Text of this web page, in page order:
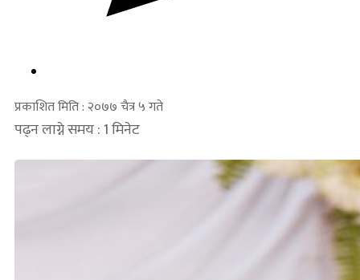
प्रकाशित मिति : २०७७ चैत्र ५ गते
पढ्न लाग्ने समय : 1 मिनेट